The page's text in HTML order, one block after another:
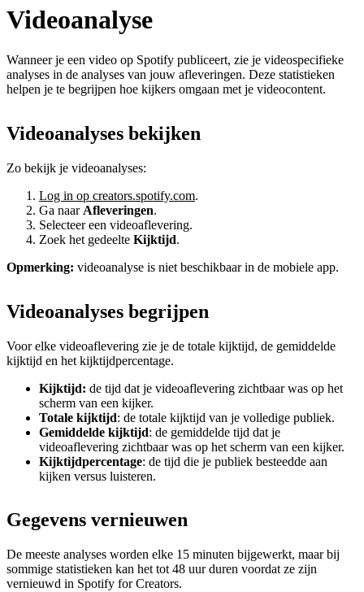
Videoanalyse
Wanneer je een video op Spotify publiceert, zie je videospecifieke
analyses in de analyses van jouw afleveringen. Deze statistieken
helpen je te begrijpen hoe kijkers omgaan met je videocontent.
Videoanalyses bekijken
Zo bekijk je videoanalyses:
Log in op creators.spotify.com.
Ga naar Afleveringen.
Selecteer een videoaflevering.
Zoek het gedeelte Kijktijd.
Opmerking: videoanalyse is niet beschikbaar in de mobiele app.
Videoanalyses begrijpen
Voor elke videoaflevering zie je de totale kijktijd, de gemiddelde
kijktijd en het kijktijdpercentage.
Kijktijd: de tijd dat je videoaflevering zichtbaar was op het
scherm van een kijker.
Totale kijktijd: de totale kijktijd van je volledige publiek.
Gemiddelde kijktijd: de gemiddelde tijd dat je
videoaflevering zichtbaar was op het scherm van een kijker.
Kijktijdpercentage: de tijd die je publiek besteedde aan
kijken versus luisteren.
Gegevens vernieuwen
De meeste analyses worden elke 15 minuten bijgewerkt, maar bij
sommige statistieken kan het tot 48 uur duren voordat ze zijn
vernieuwd in Spotify for Creators.